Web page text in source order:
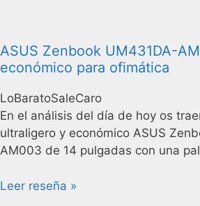
ASUS Zenbook UM431DA-
económico para ofimática
LoBaratoSaleCaro
En el análisis del día de hoy os
ultraligero y económico ASUS
AM003 de 14 pulgadas con una
Leer reseña »